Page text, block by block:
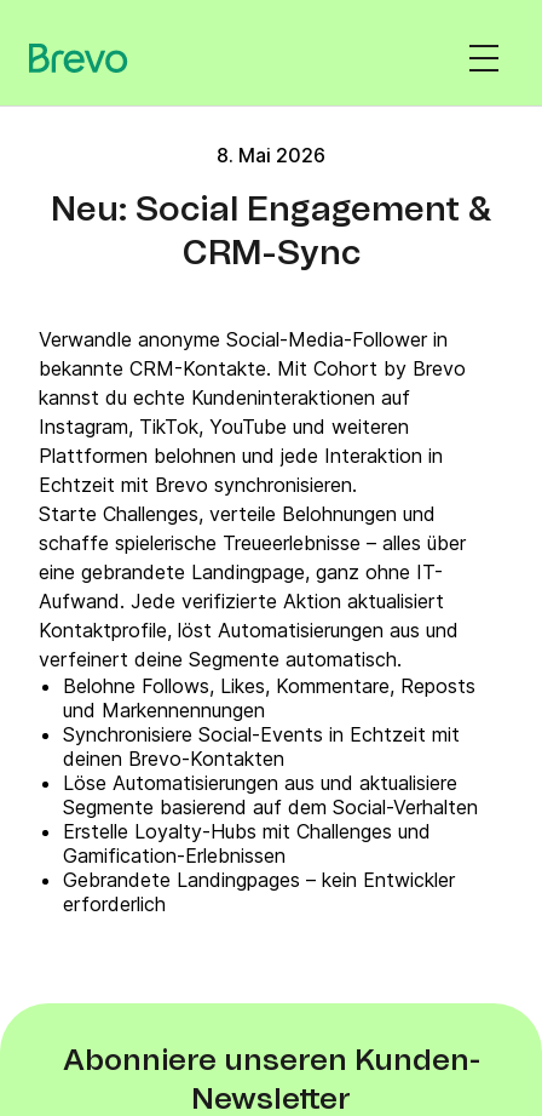
8. Mai 2026
Neu: Social Engagement &
CRM-Sync
Verwandle anonyme Social-Media-Follower in
bekannte CRM-Kontakte. Mit Cohort by Brevo
kannst du echte Kundeninteraktionen auf
Instagram, TikTok, YouTube und weiteren
Plattformen belohnen und jede Interaktion in
Echtzeit mit Brevo synchronisieren.
Starte Challenges, verteile Belohnungen und
schaffe spielerische Treueerlebnisse – alles über
eine gebrandete Landingpage, ganz ohne IT-
Aufwand. Jede verifizierte Aktion aktualisiert
Kontaktprofile, löst Automatisierungen aus und
verfeinert deine Segmente automatisch.
Belohne Follows, Likes, Kommentare, Reposts
und Markennennungen
Synchronisiere Social-Events in Echtzeit mit
deinen Brevo-Kontakten
Löse Automatisierungen aus und aktualisiere
Segmente basierend auf dem Social-Verhalten
Erstelle Loyalty-Hubs mit Challenges und
Gamification-Erlebnissen
Gebrandete Landingpages – kein Entwickler
erforderlich
Abonniere unseren Kunden-
Newsletter